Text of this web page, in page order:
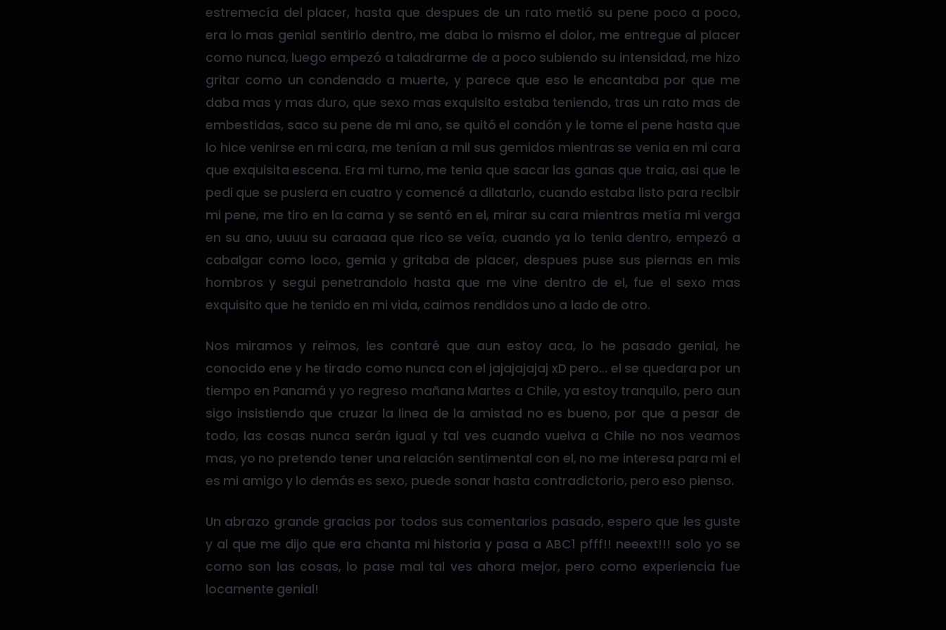
estremecía del placer, hasta que despues de un rato metió su pene poco a poco,
era lo mas genial sentirlo dentro, me daba lo mismo el dolor, me entregue al placer
como nunca, luego empezó a taladrarme de a poco subiendo su intensidad, me hizo
gritar como un condenado a muerte, y parece que eso le encantaba por que me
daba mas y mas duro, que sexo mas exquisito estaba teniendo, tras un rato mas de
embestidas, saco su pene de mi ano, se quitó el condón y le tome el pene hasta que
lo hice venirse en mi cara, me tenían a mil sus gemidos mientras se venia en mi cara
que exquisita escena. Era mi turno, me tenia que sacar las ganas que traia, asi que le
pedi que se pusiera en cuatro y comencé a dilatarlo, cuando estaba listo para recibir
mi pene, me tiro en la cama y se sentó en el, mirar su cara mientras metía mi verga
en su ano, uuuu su caraaaa que rico se veía, cuando ya lo tenia dentro, empezó a
cabalgar como loco, gemia y gritaba de placer, despues puse sus piernas en mis
hombros y segui penetrandolo hasta que me vine dentro de el, fue el sexo mas
exquisito que he tenido en mi vida, caimos rendidos uno a lado de otro.
Nos miramos y reimos, les contaré que aun estoy aca, lo he pasado genial, he
conocido ene y he tirado como nunca con el jajajajajaj xD pero… el se quedara por un
tiempo en Panamá y yo regreso mañana Martes a Chile, ya estoy tranquilo, pero aun
sigo insistiendo que cruzar la linea de la amistad no es bueno, por que a pesar de
todo, las cosas nunca serán igual y tal ves cuando vuelva a Chile no nos veamos
mas, yo no pretendo tener una relación sentimental con el, no me interesa para mi el
es mi amigo y lo demás es sexo, puede sonar hasta contradictorio, pero eso pienso.
Un abrazo grande gracias por todos sus comentarios pasado, espero que les guste
y al que me dijo que era chanta mi historia y pasa a ABC1 pfff!! neeext!!! solo yo se
como son las cosas, lo pase mal tal ves ahora mejor, pero como experiencia fue
locamente genial!